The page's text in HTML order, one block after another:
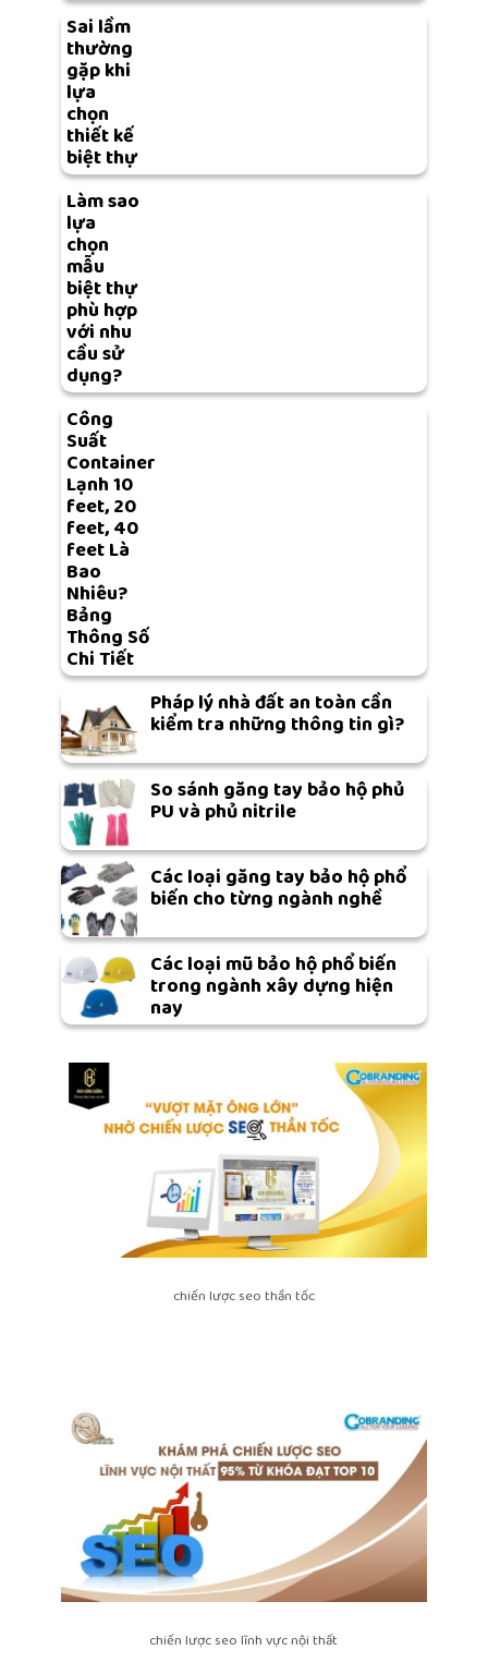
Sai lầm
thường
gặp khi
lựa
chọn
thiết kế
biệt thự
Làm sao
lựa
chọn
mẫu
biệt thự
phù hợp
với nhu
cầu sử
dụng?
Công
Suất
Container
Lạnh 10
feet, 20
feet, 40
feet Là
Bao
Nhiêu?
Bảng
Thông Số
Chi Tiết
Pháp lý nhà đất an toàn cần
kiểm tra những thông tin gì?
So sánh găng tay bảo hộ phủ
PU và phủ nitrile
Các loại găng tay bảo hộ phổ
biến cho từng ngành nghề
Các loại mũ bảo hộ phổ biến
trong ngành xây dựng hiện
nay
chiến lược seo thần tốc
chiến lược seo lĩnh vực nội thất